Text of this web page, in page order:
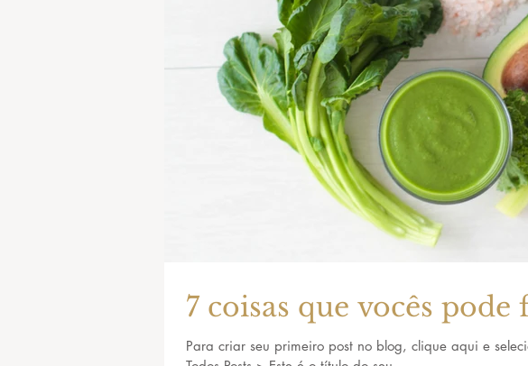
7 coisas que vocês pode
Para criar seu primeiro post no blog, clique aqui e